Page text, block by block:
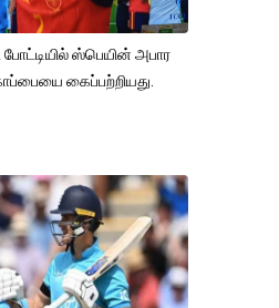
ஸ்பெயின் அபார
கைப்பற்றியது.